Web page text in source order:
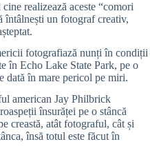
realizează aceste “comori
întâlnești un fotograf creativ,
fotografiază nunți în condiții
în Echo Lake State Park, pe o
dată în mare pericol pe miri.
american Jay Philbrick
însurăței pe o stâncă
creastă, atât fotograful, cât și
însă totul este făcut în